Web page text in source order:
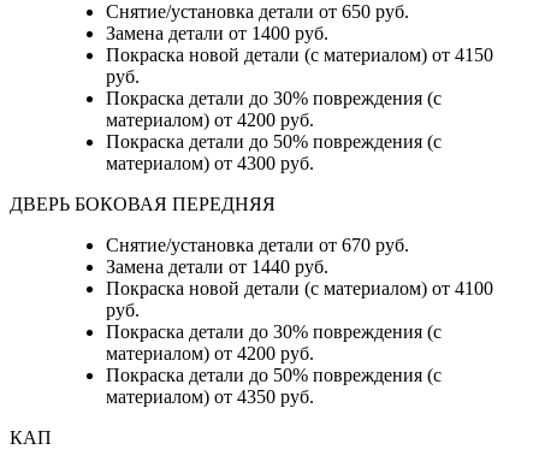
Снятие/установка детали от 650 руб.
Замена детали от 1400 руб.
Покраска новой детали (с материалом) от 4150
руб.
Покраска детали до 30% повреждения (с
материалом) от 4200 руб.
Покраска детали до 50% повреждения (с
материалом) от 4300 руб.
ДВЕРЬ БОКОВАЯ ПЕРЕДНЯЯ
Снятие/установка детали от 670 руб.
Замена детали от 1440 руб.
Покраска новой детали (с материалом) от 4100
руб.
Покраска детали до 30% повреждения (с
материалом) от 4200 руб.
Покраска детали до 50% повреждения (с
материалом) от 4350 руб.
КАП